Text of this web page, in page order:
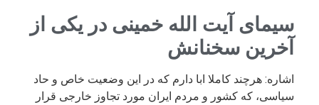
سیمای آیت الله خمینی در یکی از
آخرین سخنانش
اشاره: هرچند کاملا ابا دارم که در این وضعیت خاص و حاد
سیاسی، که کشور و مردم ایران مورد تجاوز خارجی قرار